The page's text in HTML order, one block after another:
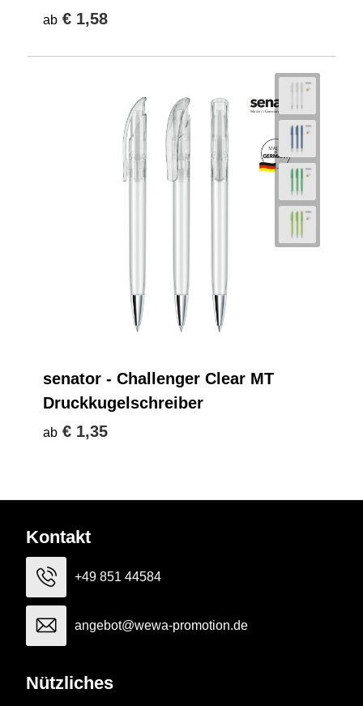
ab € 1,58
senator - Challenger Clear MT
Druckkugelschreiber
ab € 1,35
Kontakt
+49 851 44584
angebot@wewa-promotion.de
Nützliches